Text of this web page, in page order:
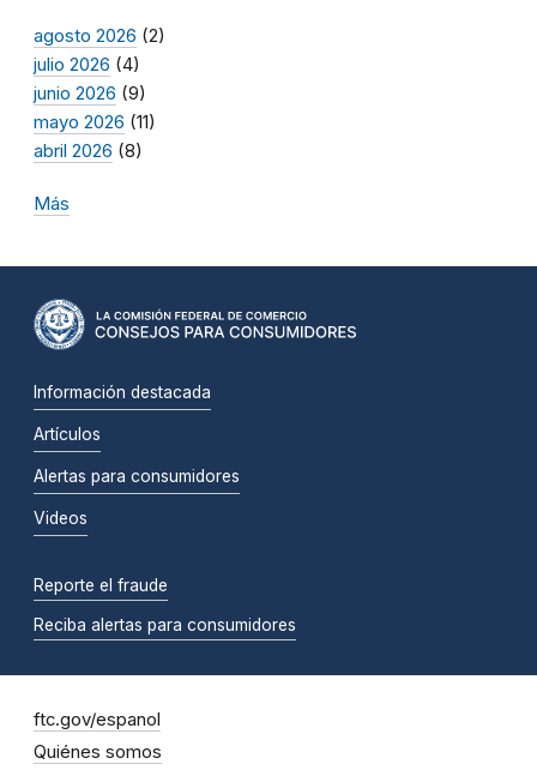
agosto 2026 (2)
julio 2026 (4)
junio 2026 (9)
mayo 2026 (11)
abril 2026 (8)
Más
Información destacada
Artículos
Alertas para consumidores
Videos
Reporte el fraude
Reciba alertas para consumidores
ftc.gov/espanol
Quiénes somos